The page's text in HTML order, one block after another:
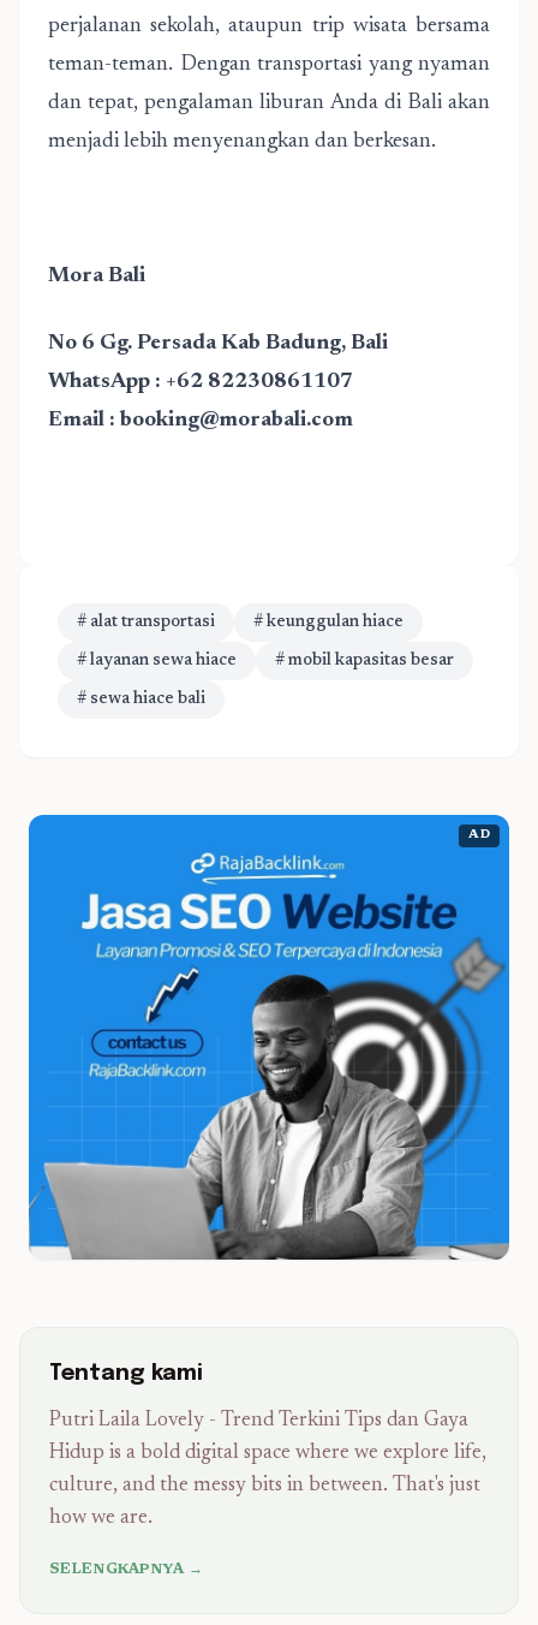
perjalanan sekolah, ataupun trip wisata bersama
teman-teman. Dengan transportasi yang nyaman
dan tepat, pengalaman liburan Anda di Bali akan
menjadi lebih menyenangkan dan berkesan.
Mora Bali
No 6 Gg. Persada Kab Badung, Bali
WhatsApp : +62 82230861107
Email : booking@morabali.com
# alat transportasi # keunggulan hiace
# layanan sewa hiace # mobil kapasitas besar
# sewa hiace bali
AD
Tentang kami
Putri Laila Lovely - Trend Terkini Tips dan Gaya
Hidup is a bold digital space where we explore life,
culture, and the messy bits in between. That's just
how we are.
SELENGKAPNYA →